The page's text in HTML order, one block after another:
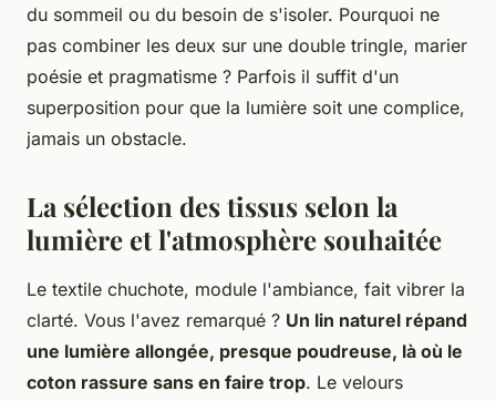
du sommeil ou du besoin de s'isoler. Pourquoi ne
pas combiner les deux sur une double tringle, marier
poésie et pragmatisme ? Parfois il suffit d'un
superposition pour que la lumière soit une complice,
jamais un obstacle.
La sélection des tissus selon la
lumière et l'atmosphère souhaitée
Le textile chuchote, module l'ambiance, fait vibrer la
clarté. Vous l'avez remarqué ? Un lin naturel répand
une lumière allongée, presque poudreuse, là où le
coton rassure sans en faire trop. Le velours